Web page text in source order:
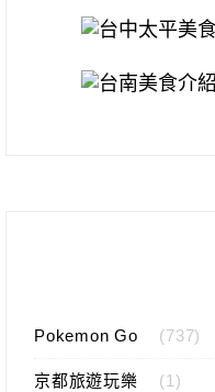
Pokemon Go (737)
京都旅遊玩樂 (1)